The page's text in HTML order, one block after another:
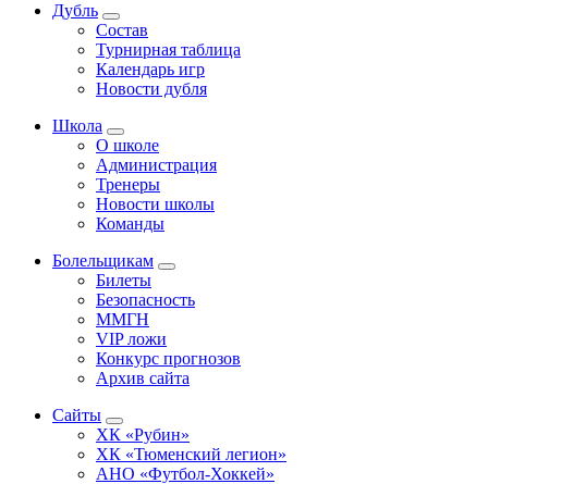
Дубль
Состав
Турнирная таблица
Календарь игр
Новости дубля
Школа
О школе
Администрация
Тренеры
Новости школы
Команды
Болельщикам
Билеты
Безопасность
ММГН
VIP ложи
Конкурс прогнозов
Архив сайта
Сайты
ХК «Рубин»
ХК «Тюменский легион»
АНО «Футбол-Хоккей»